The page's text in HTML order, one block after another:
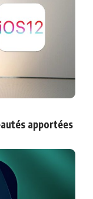
apportées